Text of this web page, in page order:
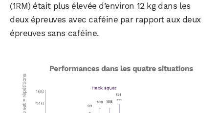
(1RM) était plus élevée d’environ 12 kg dans les
deux épreuves avec caféine par rapport aux deux
épreuves sans caféine.